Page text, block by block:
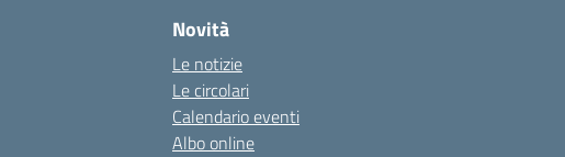
Novità
Le notizie
Le circolari
Calendario eventi
Albo online